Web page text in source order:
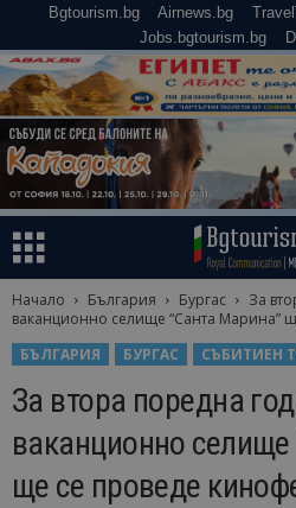
Bgtourism.bg Airnews.bg
Jobs.bgtourism.bg
Начало България Бургас
За
ваканционно селище “Санта Марина”
БЪЛГАРИЯ
БУРГАС СЪБИТИЕН
За втора поредна
ваканционно
ще се проведе